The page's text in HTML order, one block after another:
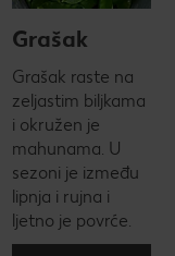
Grašak
Grašak raste na
zeljastim biljkama
i okružen je
mahunama. U
sezoni je između
lipnja i rujna i
ljetno je povrće.